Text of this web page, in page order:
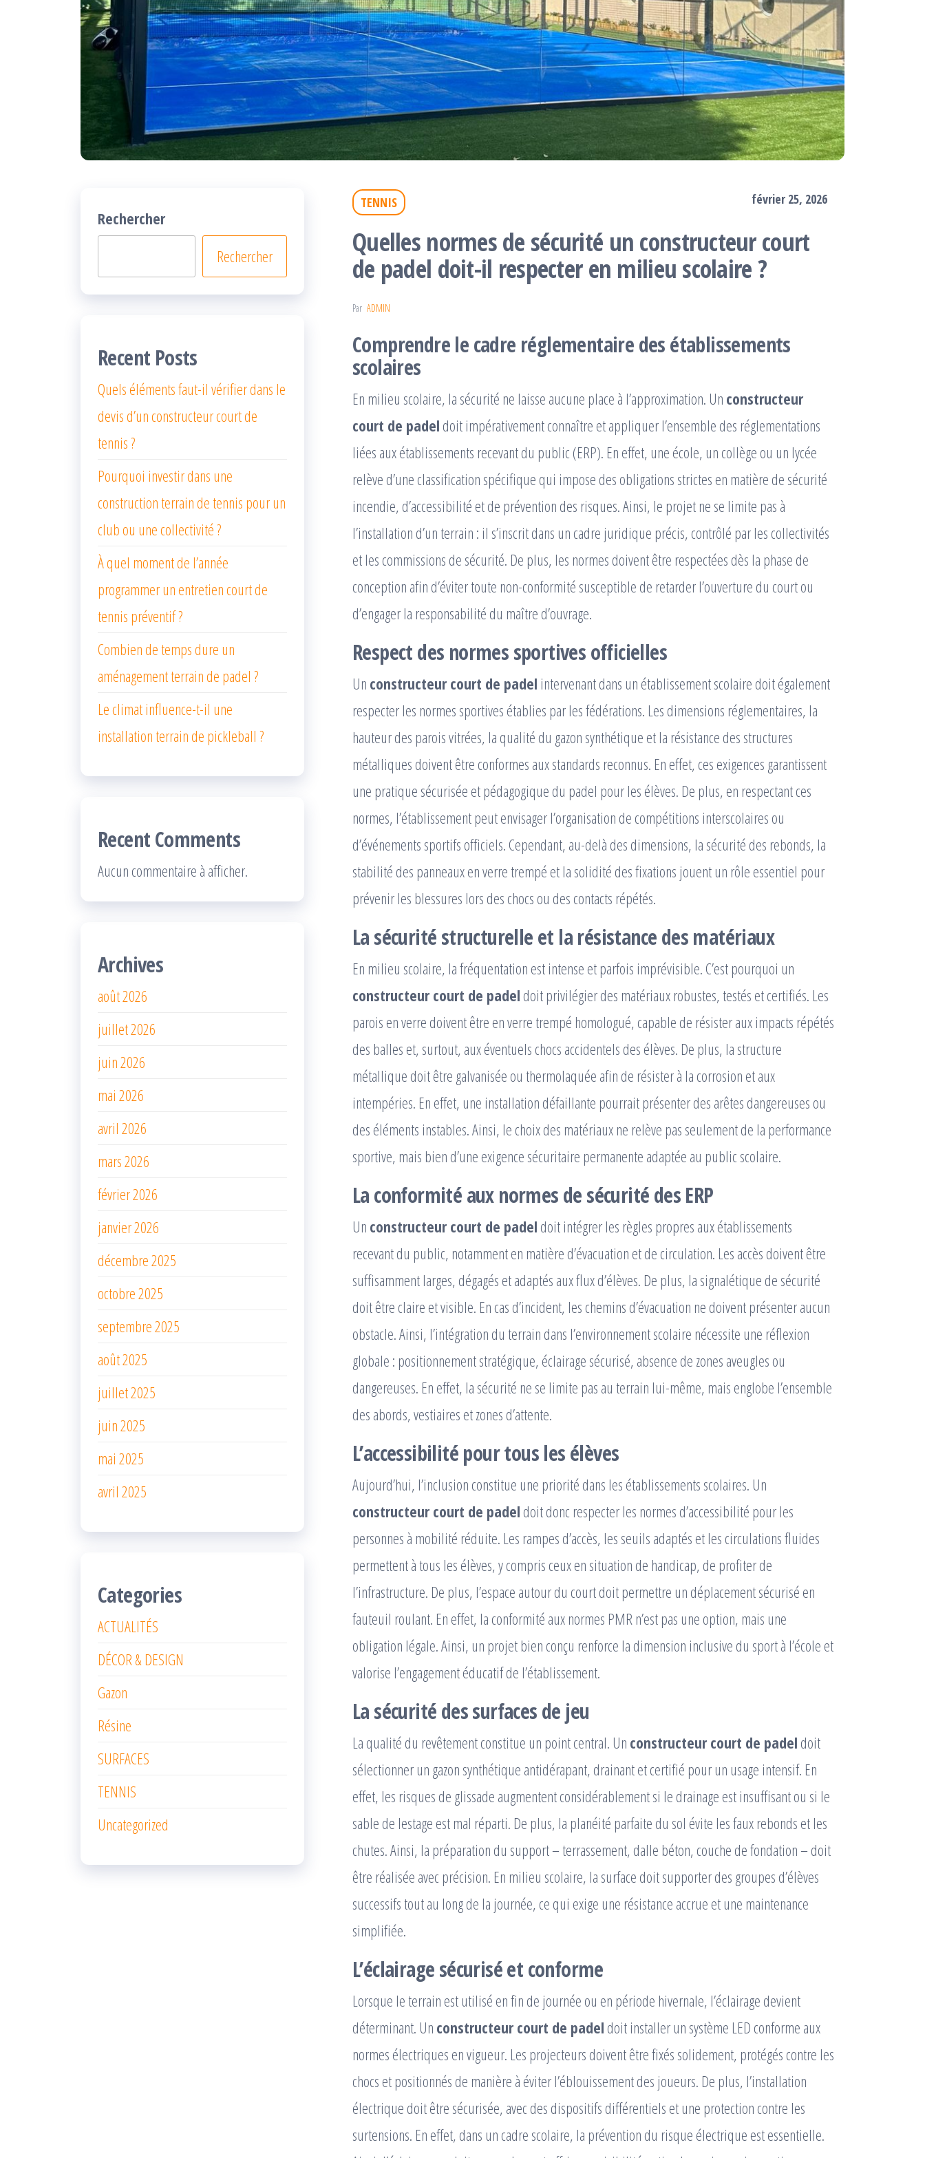
TENNIS février 25, 2026
Quelles normes de sécurité un constructeur court
de padel doit-il respecter en milieu scolaire ?
Par ADMIN
Comprendre le cadre réglementaire des établissements
scolaires
En milieu scolaire, la sécurité ne laisse aucune place à l’approximation. Un constructeur
court de padel doit impérativement connaître et appliquer l’ensemble des réglementations
liées aux établissements recevant du public (ERP). En effet, une école, un collège ou un lycée
relève d’une classification spécifique qui impose des obligations strictes en matière de sécurité
incendie, d’accessibilité et de prévention des risques. Ainsi, le projet ne se limite pas à
l’installation d’un terrain : il s’inscrit dans un cadre juridique précis, contrôlé par les collectivités
et les commissions de sécurité. De plus, les normes doivent être respectées dès la phase de
conception afin d’éviter toute non-conformité susceptible de retarder l’ouverture du court ou
d’engager la responsabilité du maître d’ouvrage.
Respect des normes sportives officielles
Un constructeur court de padel intervenant dans un établissement scolaire doit également
respecter les normes sportives établies par les fédérations. Les dimensions réglementaires, la
hauteur des parois vitrées, la qualité du gazon synthétique et la résistance des structures
métalliques doivent être conformes aux standards reconnus. En effet, ces exigences garantissent
une pratique sécurisée et pédagogique du padel pour les élèves. De plus, en respectant ces
normes, l’établissement peut envisager l’organisation de compétitions interscolaires ou
d’événements sportifs officiels. Cependant, au-delà des dimensions, la sécurité des rebonds, la
stabilité des panneaux en verre trempé et la solidité des fixations jouent un rôle essentiel pour
prévenir les blessures lors des chocs ou des contacts répétés.
La sécurité structurelle et la résistance des matériaux
En milieu scolaire, la fréquentation est intense et parfois imprévisible. C’est pourquoi un
constructeur court de padel doit privilégier des matériaux robustes, testés et certifiés. Les
parois en verre doivent être en verre trempé homologué, capable de résister aux impacts répétés
des balles et, surtout, aux éventuels chocs accidentels des élèves. De plus, la structure
métallique doit être galvanisée ou thermolaquée afin de résister à la corrosion et aux
intempéries. En effet, une installation défaillante pourrait présenter des arêtes dangereuses ou
des éléments instables. Ainsi, le choix des matériaux ne relève pas seulement de la performance
sportive, mais bien d’une exigence sécuritaire permanente adaptée au public scolaire.
La conformité aux normes de sécurité des ERP
Un constructeur court de padel doit intégrer les règles propres aux établissements
recevant du public, notamment en matière d’évacuation et de circulation. Les accès doivent être
suffisamment larges, dégagés et adaptés aux flux d’élèves. De plus, la signalétique de sécurité
doit être claire et visible. En cas d’incident, les chemins d’évacuation ne doivent présenter aucun
obstacle. Ainsi, l’intégration du terrain dans l’environnement scolaire nécessite une réflexion
globale : positionnement stratégique, éclairage sécurisé, absence de zones aveugles ou
dangereuses. En effet, la sécurité ne se limite pas au terrain lui-même, mais englobe l’ensemble
des abords, vestiaires et zones d’attente.
L’accessibilité pour tous les élèves
Aujourd’hui, l’inclusion constitue une priorité dans les établissements scolaires. Un
constructeur court de padel doit donc respecter les normes d’accessibilité pour les
personnes à mobilité réduite. Les rampes d’accès, les seuils adaptés et les circulations fluides
permettent à tous les élèves, y compris ceux en situation de handicap, de profiter de
l’infrastructure. De plus, l’espace autour du court doit permettre un déplacement sécurisé en
fauteuil roulant. En effet, la conformité aux normes PMR n’est pas une option, mais une
obligation légale. Ainsi, un projet bien conçu renforce la dimension inclusive du sport à l’école et
valorise l’engagement éducatif de l’établissement.
La sécurité des surfaces de jeu
La qualité du revêtement constitue un point central. Un constructeur court de padel doit
sélectionner un gazon synthétique antidérapant, drainant et certifié pour un usage intensif. En
effet, les risques de glissade augmentent considérablement si le drainage est insuffisant ou si le
sable de lestage est mal réparti. De plus, la planéité parfaite du sol évite les faux rebonds et les
chutes. Ainsi, la préparation du support – terrassement, dalle béton, couche de fondation – doit
être réalisée avec précision. En milieu scolaire, la surface doit supporter des groupes d’élèves
successifs tout au long de la journée, ce qui exige une résistance accrue et une maintenance
simplifiée.
L’éclairage sécurisé et conforme
Lorsque le terrain est utilisé en fin de journée ou en période hivernale, l’éclairage devient
déterminant. Un constructeur court de padel doit installer un système LED conforme aux
normes électriques en vigueur. Les projecteurs doivent être fixés solidement, protégés contre les
chocs et positionnés de manière à éviter l’éblouissement des joueurs. De plus, l’installation
électrique doit être sécurisée, avec des dispositifs différentiels et une protection contre les
surtensions. En effet, dans un cadre scolaire, la prévention du risque électrique est essentielle.
Rechercher
Rechercher
Recent Posts
Quels éléments faut-il vérifier dans le
devis d’un constructeur court de
tennis ?
Pourquoi investir dans une
construction terrain de tennis pour un
club ou une collectivité ?
À quel moment de l’année
programmer un entretien court de
tennis préventif ?
Combien de temps dure un
aménagement terrain de padel ?
Le climat influence-t-il une
installation terrain de pickleball ?
Recent Comments
Aucun commentaire à afficher.
Archives
août 2026
juillet 2026
juin 2026
mai 2026
avril 2026
mars 2026
février 2026
janvier 2026
décembre 2025
octobre 2025
septembre 2025
août 2025
juillet 2025
juin 2025
mai 2025
avril 2025
Categories
ACTUALITÉS
DÉCOR & DESIGN
Gazon
Résine
SURFACES
TENNIS
Uncategorized